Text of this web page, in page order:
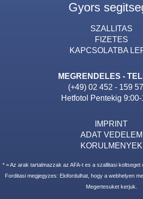
Gyors
SZALLITAS
FIZETES
KAPCSOLATBA
MEGRENDELES -
(+49) 02 452 - 159
Hetfotol Pentekig
IMPRINT
ADAT VEDELEM
KORULMENYEK
* = Az arak tartalmazzak az AFA-t es a szallitasi
Forditasi megjegyzes: Elofordulhat, hogy a webhelyen
Megertesuket kerjuk.